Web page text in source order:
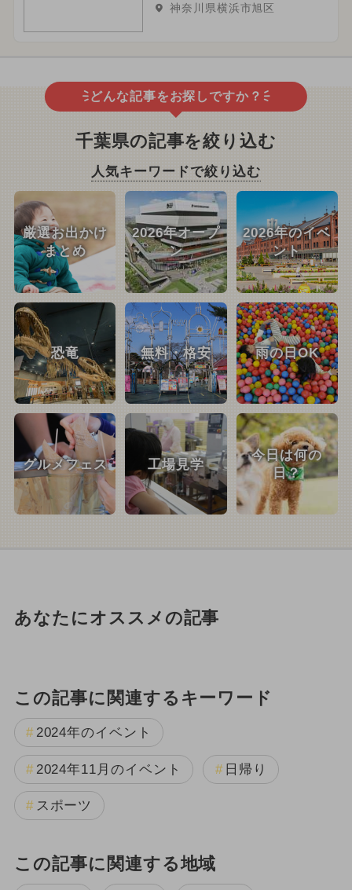
神奈川県横浜市旭区
どんな記事をお探しですか？
千葉県の記事を絞り込む
人気キーワードで絞り込む
厳選お出かけ
まとめ
2026年オープ
ン
2026年のイベ
ント
恐竜 無料・格安 雨の日OK
グルメフェス 工場見学
今日は何の
日？
あなたにオススメの記事
この記事に関連するキーワード
2024年のイベント
2024年11月のイベント 日帰り
スポーツ
この記事に関連する地域